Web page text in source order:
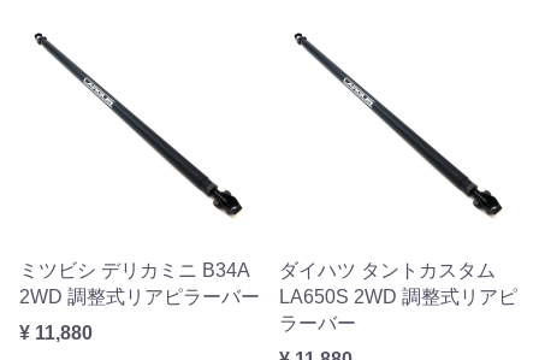
ミツビシ デリカミニ B34A
2WD 調整式リアピラーバー
¥ 11,880
ダイハツ タントカスタム
LA650S 2WD 調整式リアピ
ラーバー